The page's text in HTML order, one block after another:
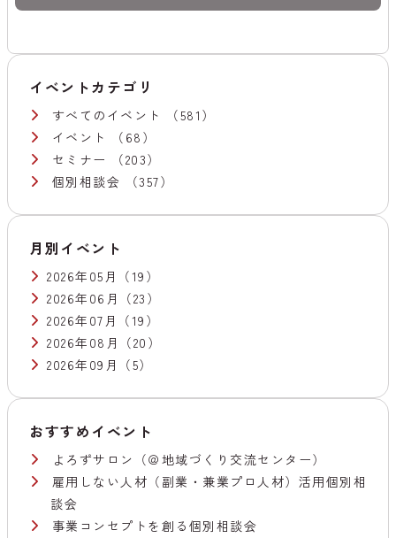
イベントカテゴリ
すべてのイベント
（581）
イベント
（68）
セミナー
（203）
個別相談会
（357）
月別イベント
2026年05月
（19）
2026年06月
（23）
2026年07月
（19）
2026年08月
（20）
2026年09月
（5）
おすすめイベント
よろずサロン（＠地域づくり交流センター）
雇用しない人材（副業・兼業プロ人材）活用個別相
談会
事業コンセプトを創る個別相談会